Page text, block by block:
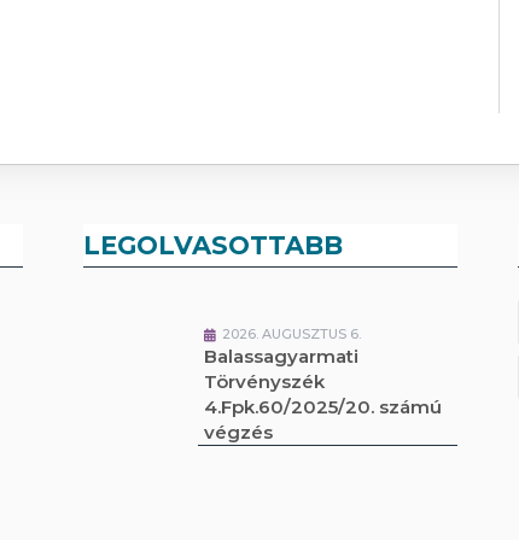
LEGOLVASOTTABB
2026. AUGUSZTUS 6.
Balassagyarmati
Törvényszék
4.Fpk.60/2025/20. számú
végzés